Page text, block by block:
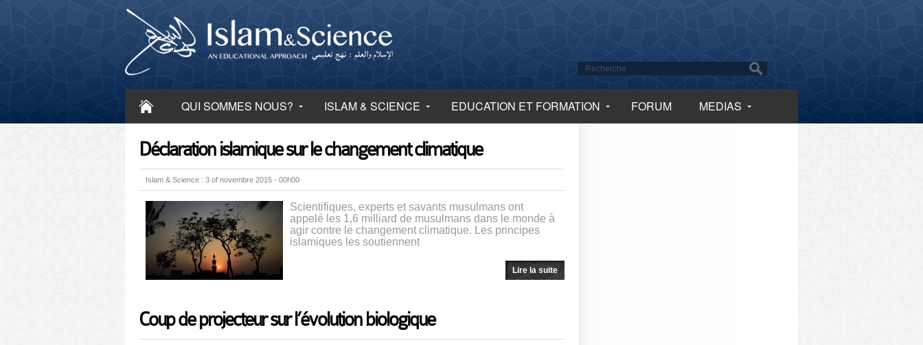
QUI SOMMES NOUS? ISLAM & SCIENCE EDUCATION ET FORMATION FORUM MEDIAS
Déclaration islamique sur le changement climatique
Islam & Science : 3 of novembre 2015 - 00h00
Scientifiques, experts et savants musulmans ont
appelé les 1,6 milliard de musulmans dans le monde à
agir contre le changement climatique. Les principes
islamiques les soutiennent
Lire la suite
Coup de projecteur sur l’évolution biologique